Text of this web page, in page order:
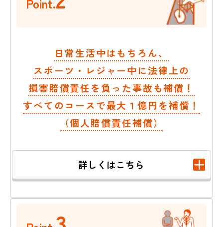
Point.
日常生活中はもちろん、
スポーツ・レジャー中に法律上の
損害賠償責任を負った事故も補償！
すべてのコースで最大１億円を補償！
（個人賠償責任補償）
詳しくはこちら